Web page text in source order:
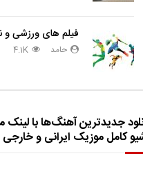
فیلم های ورزشی و
حامد 4.1K
جدیدترین آهنگ‌ها با لینک
کامل موزیک ایرانی و خارجی